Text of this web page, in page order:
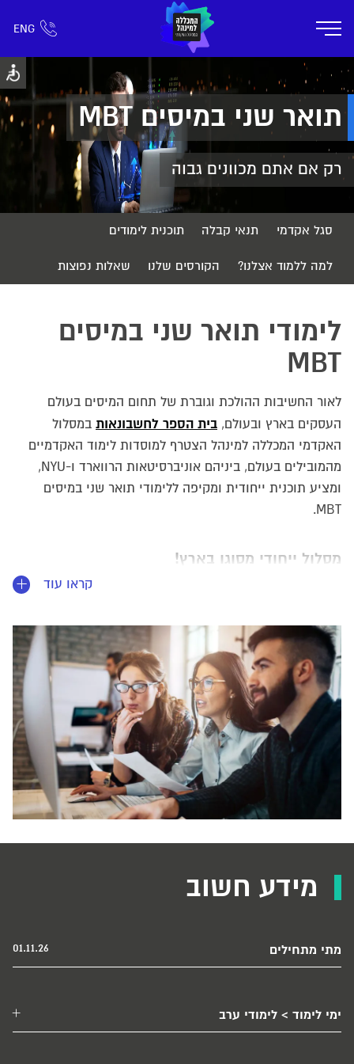
ENG
חפש כל דבר רישום ומידע אזור אישי
אודות תוכניות הלימוד קמפוס דימונה
תואר שני במיסים MBT
רק אם אתם מכוונים גבוה
סגל אקדמי תנאי קבלה תוכנית לימודים
למה ללמוד אצלנו? הקורסים שלנו שאלות נפוצות
לימודי תואר שני במיסים
MBT
לאור החשיבות ההולכת וגוברת של תחום המיסים בעולם
העסקים בארץ ובעולם, בית הספר לחשבונאות במסלול
האקדמי המכללה למינהל הצטרף למוסדות לימוד האקדמיים
מהמובילים בעולם, ביניהם אוניברסיטאות הרווארד ו-NYU,
ומציע תוכנית ייחודית ומקיפה ללימודי תואר שני במיסים
MBT.
מסלול ייחודי מסוגו בארץ!
תוכנית הלימודים מכשירה את הסטודנטים והסטודנטיות
איתן בכל תחומי המיסוי. התוכנית מספקת ידע עיוני ומעשי
בכל היבטי המס, לרבות מיסוי בינלאומי, מיסוי מקרקעין, מיסוי
שוק ההון, מיסוי היי-טק, מיסוי פנסיוני, הלבנת הון ומס ערך
מוסף. התוכנית, הנלמדת בבית הספר לחשבונאות, מציעה
ללומדים וללומדות בה כלים מעשיים ותכנים מגוונים
המאפשרים להם להתעמק ולהתמקצע בתחום. תוכנית
הלימודים מותאמת לסטודנטים וסטודנטיות בעלי קריירה
ומאפשרת לשלב לימודים עם עבודה.
*משך התכנית - ארבעה סמסטרים.
תואר מוסמך במיסים MBT יכול להיות אבן דרך חשובה
בתחום המיסים, ולרכוש השכלה מקיפה בתחום מרכזי בעולם
התוכנית מקנה למוסמכים ולמוסמכות ארגז כלים רחב, המהווה
קראו עוד
מידע חשוב
מתי מתחילים 01.11.26
ימי לימוד > לימודי ערב